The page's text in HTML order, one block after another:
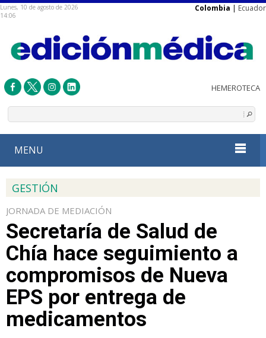
Lunes, 10 de agosto de 2026
14:06
Colombia | Ecuador
MENU
GESTIÓN
JORNADA DE MEDIACIÓN
Secretaría de Salud de
Chía hace seguimiento a
compromisos de Nueva
EPS por entrega de
medicamentos